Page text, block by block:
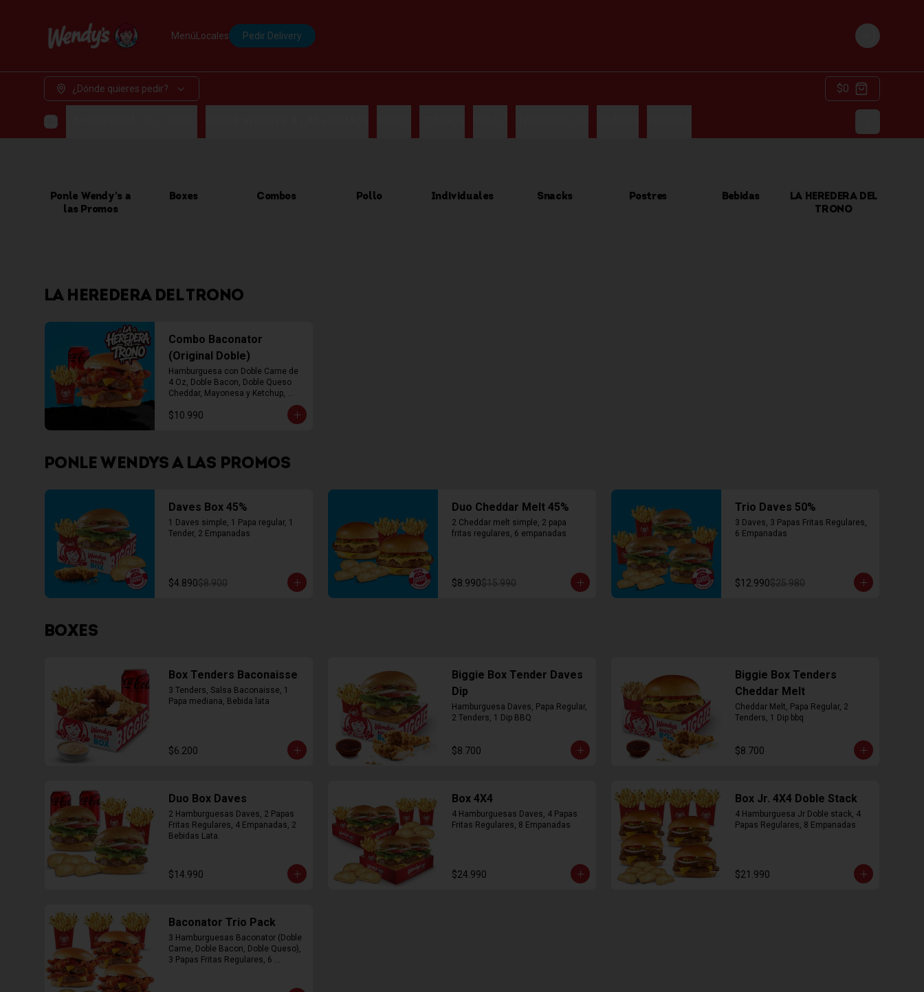
Menú Locales Pedir Delivery
Login
¿Dónde quieres pedir? $0
Ponle Wendy's a
las Promos
Boxes Combos Pollo Individuales Snacks Postres Bebidas
LA HEREDERA DEL
TRONO
LA HEREDERA DEL TRONO
Combo Baconator
(Original Doble)
Hamburguesa con Doble Carne de
4 Oz, Doble Bacon, Doble Queso
Cheddar, Mayonesa y Ketchup,
Papas Fritas Mediana, Bebida Lata
$10.990
PONLE WENDYS A LAS PROMOS
Daves Box 45%
1 Daves simple, 1 Papa regular, 1
Tender, 2 Empanadas
$4.890$8.900
Duo Cheddar Melt 45%
2 Cheddar melt simple, 2 papa
fritas regulares, 6 empanadas
$8.990$15.990
Trio Daves 50%
3 Daves, 3 Papas Fritas Regulares,
6 Empanadas
$12.990$25.980
BOXES
Box Tenders Baconaisse
3 Tenders, Salsa Baconaisse, 1
Papa mediana, Bebida lata
$6.200
Biggie Box Tender Daves
Dip
Hamburguesa Daves, Papa Regular,
2 Tenders, 1 Dip BBQ
$8.700
Biggie Box Tenders
Cheddar Melt
Cheddar Melt, Papa Regular, 2
Tenders, 1 Dip bbq
$8.700
Duo Box Daves
2 Hamburguesas Daves, 2 Papas
Fritas Regulares, 4 Empanadas, 2
Bebidas Lata.
$14.990
Box 4X4
4 Hamburguesas Daves, 4 Papas
Fritas Regulares, 8 Empanadas
$24.990
Box Jr. 4X4 Doble Stack
4 Hamburguesa Jr Doble stack, 4
Papas Regulares, 8 Empanadas
$21.990
Baconator Trio Pack
3 Hamburguesas Baconator (Doble
Carne, Doble Bacon, Doble Queso),
3 Papas Fritas Regulares, 6